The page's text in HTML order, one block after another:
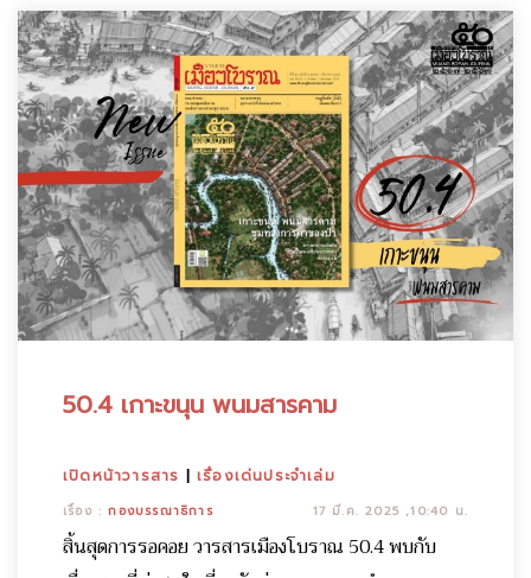
50.4 เกาะขนุน พนมสารคาม
เปิดหน้าวารสาร |เรื่องเด่นประจำเล่ม
เรื่อง :กองบรรณาธิการ 17 มี.ค. 2025 ,10:40 น.
สิ้นสุดการรอคอย วารสารเมืองโบราณ 50.4 พบกับ